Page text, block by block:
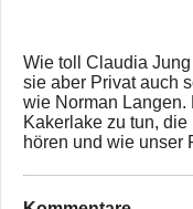
Wie toll Claudia
sie aber Privat auch
wie Norman Langen.
Kakerlake zu tun,
hören und wie unser